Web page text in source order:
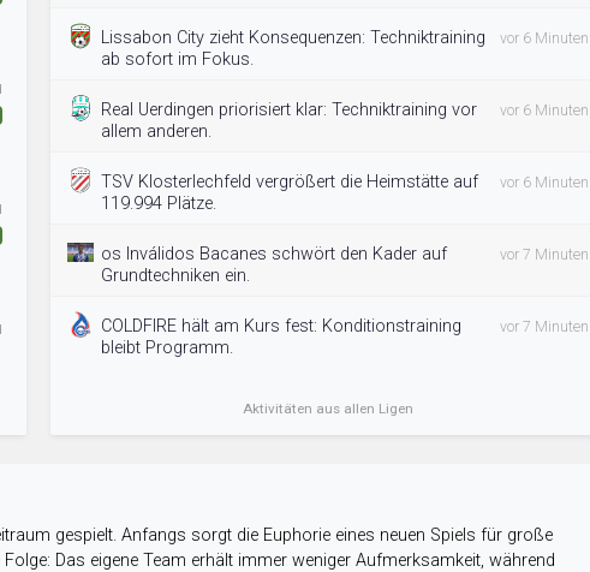
Lissabon City zieht Konsequenzen: Techniktraining
ab sofort im Fokus.
vor 6 Minuten
Real Uerdingen priorisiert klar: Techniktraining vor
allem anderen.
vor 6 Minuten
TSV Klosterlechfeld vergrößert die Heimstätte auf
119.994 Plätze.
vor 6 Minuten
os Inválidos Bacanes schwört den Kader auf
Grundtechniken ein.
vor 7 Minuten
COLDFIRE hält am Kurs fest: Konditionstraining
bleibt Programm.
vor 7 Minuten
Aktivitäten aus allen Ligen
gespielt. Anfangs sorgt die Euphorie eines neuen Spiels für große
Das eigene Team erhält immer weniger Aufmerksamkeit, während